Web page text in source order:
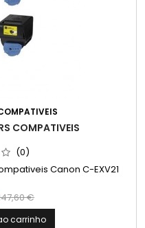
COMPATIVEIS
(0)
Canon C-EXV21
normal
€
carrinho